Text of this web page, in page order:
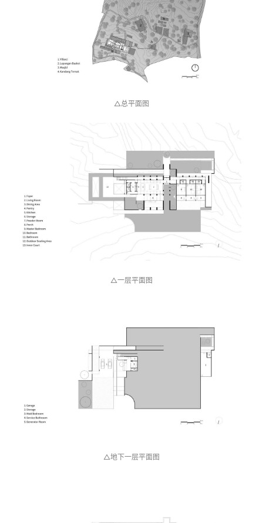
△总平面图
△一层平面图
△地下一层平面图